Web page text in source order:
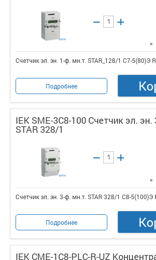
Счетчик эл. эн. 1-ф. мн.т. STAR_128/1 С7-5(80)Э
Подробнее
IEK SME-3C8-100 Счетчик эл.
STAR 328/1
Счетчик эл. эн. 3-ф. мн.т. STAR 328/1 С8-5(100)Э
Подробнее
IEK CME-1C8-PLC-R-UZ